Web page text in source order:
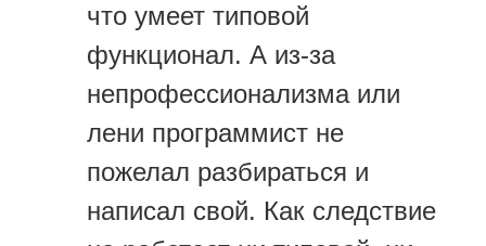
что умеет типовой
функционал. А из-за
непрофессионализма или
лени программист не
пожелал разбираться и
написал свой. Как следствие